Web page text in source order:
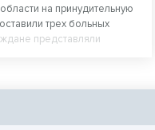
на принудительную
трех больных
представляли